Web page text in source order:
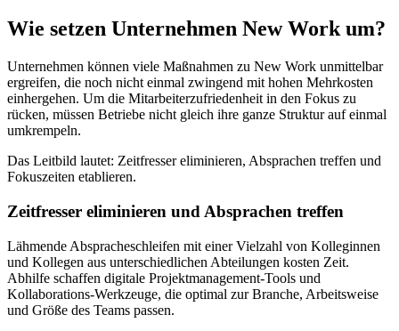
Wie setzen Unternehmen New Work um?
Unternehmen können viele Maßnahmen zu New Work unmittelbar
ergreifen, die noch nicht einmal zwingend mit hohen Mehrkosten
einhergehen. Um die Mitarbeiterzufriedenheit in den Fokus zu
rücken, müssen Betriebe nicht gleich ihre ganze Struktur auf einmal
umkrempeln.
Das Leitbild lautet: Zeitfresser eliminieren, Absprachen treffen und
Fokuszeiten etablieren.
Zeitfresser eliminieren und Absprachen treffen
Lähmende Abspracheschleifen mit einer Vielzahl von Kolleginnen
und Kollegen aus unterschiedlichen Abteilungen kosten Zeit.
Abhilfe schaffen digitale Projektmanagement-Tools und
Kollaborations-Werkzeuge, die optimal zur Branche, Arbeitsweise
und Größe des Teams passen.